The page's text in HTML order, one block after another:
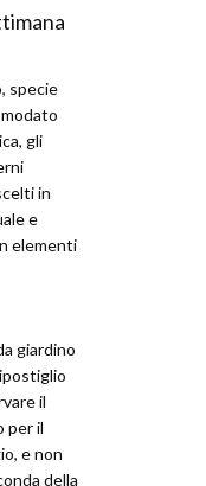
specie
gli
in
e
elementi
giardino
il
per il
e non
della